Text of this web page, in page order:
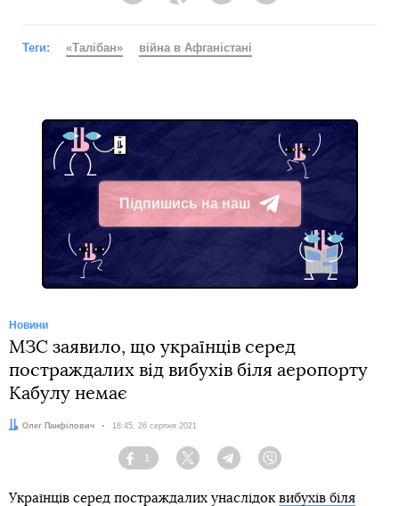
Теги: «Талібан» війна в Афганістані
Підпишись на наш
Telegram
Новини
МЗС заявило, що українців серед
постраждалих від вибухів біля аеропорту
Кабулу немає
Автор:
Олег Панфілович Дата:
18:45, 26 серпня 2021
Facebook
1
Twitter TelegramViber
Українців серед постраждалих унаслідок вибухів біля